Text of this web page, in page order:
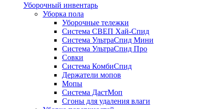
Уборочный инвентарь
Уборка пола
Уборочные тележки
Система СВЕП Хай-Спид
Система УльтраСпид Мини
Система УльтраСпид Про
Совки
Система КомбиСпид
Держатели мопов
Мопы
Система ДастМоп
Сгоны для удаления влаги